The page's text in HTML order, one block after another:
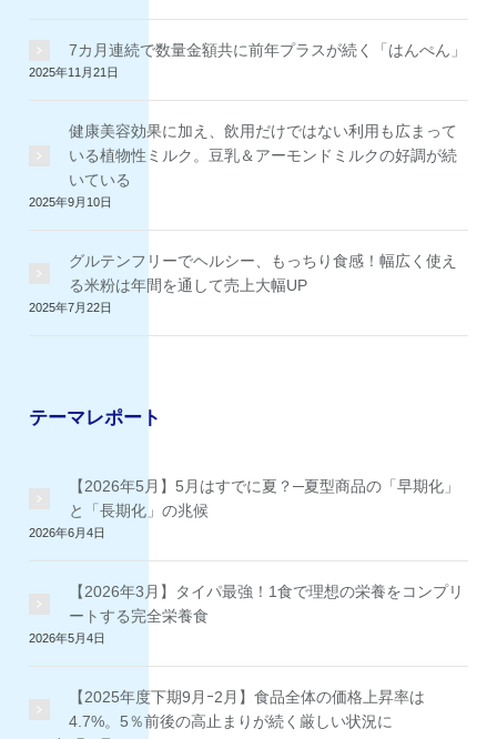
7カ月連続で数量金額共に前年プラスが続く「はんぺん」
2025年11月21日
健康美容効果に加え、飲用だけではない利用も広まって
いる植物性ミルク。豆乳＆アーモンドミルクの好調が続
いている
2025年9月10日
グルテンフリーでヘルシー、もっちり食感！幅広く使え
る米粉は年間を通して売上大幅UP
2025年7月22日
テーマレポート
【2026年5月】5月はすでに夏？─夏型商品の「早期化」
と「長期化」の兆候
2026年6月4日
【2026年3月】タイパ最強！1食で理想の栄養をコンプリ
ートする完全栄養食
2026年5月4日
【2025年度下期9月ｰ2月】食品全体の価格上昇率は
4.7%。5％前後の高止まりが続く厳しい状況に